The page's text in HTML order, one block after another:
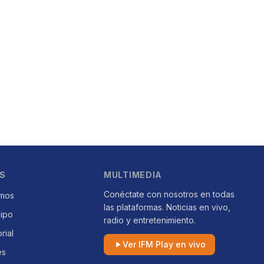
MULTIMEDIA
Conéctate con nosotros en todas
las plataformas. Noticias en vivo,
radio y entretenimiento.
Ver IFM Play en vivo